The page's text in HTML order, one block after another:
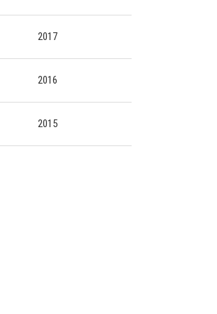
2017
2016
2015